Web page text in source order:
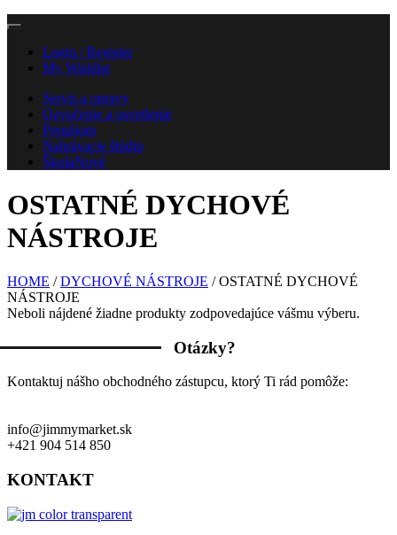
Login / Register
My Wishlist
Servis a opravy
Ozvučenie a osvetlenie
Prenájom
Nahrávacie štúdio
ŠkolaNové
OSTATNÉ DYCHOVÉ
NÁSTROJE
HOME /DYCHOVÉ NÁSTROJE / OSTATNÉ DYCHOVÉ
NÁSTROJE
Neboli nájdené žiadne produkty zodpovedajúce vášmu výberu.
Otázky?
Kontaktuj nášho obchodného zástupcu, ktorý Ti rád pomôže:
info@jimmymarket.sk
+421 904 514 850
KONTAKT